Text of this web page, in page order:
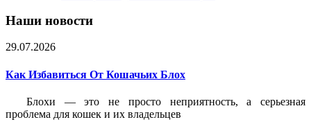
Наши новости
29.07.2026
Как Избавиться От Кошачьих Блох
Блохи — это не просто неприятность, а серьезная
проблема для кошек и их владельцев